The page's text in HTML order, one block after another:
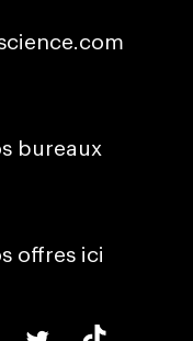
bureaux
offres ici